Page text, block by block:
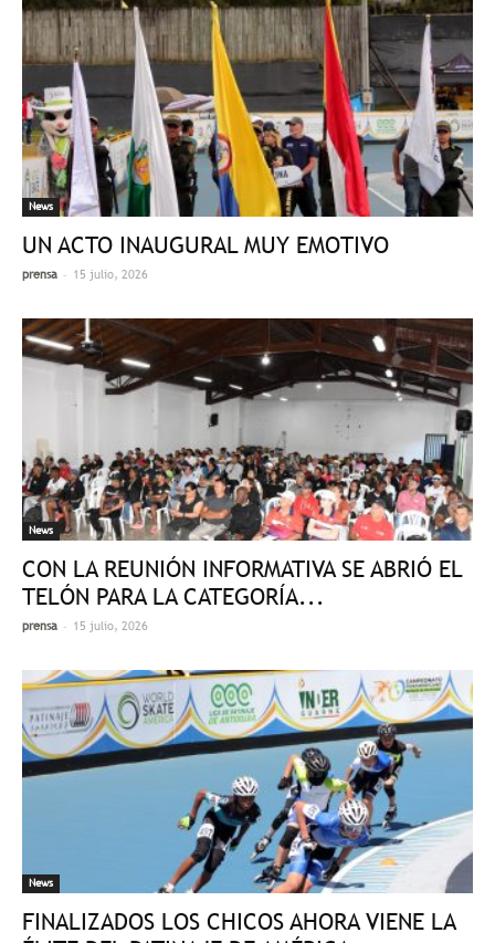
News
UN ACTO INAUGURAL MUY EMOTIVO
prensa - 15 julio, 2026
News
CON LA REUNIÓN INFORMATIVA SE ABRIÓ EL
TELÓN PARA LA CATEGORÍA...
prensa - 15 julio, 2026
News
FINALIZADOS LOS CHICOS AHORA VIENE LA